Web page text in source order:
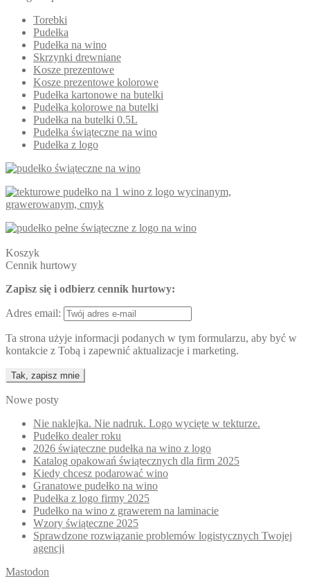
Torebki
Pudełka
Pudełka na wino
Skrzynki drewniane
Kosze prezentowe
Kosze prezentowe kolorowe
Pudełka kartonowe na butelki
Pudełka kolorowe na butelki
Pudełka na butelki 0.5L
Pudełka świąteczne na wino
Pudełka z logo
Koszyk
Cennik hurtowy
Zapisz się i odbierz cennik hurtowy:
Adres email:
Ta strona użyje informacji podanych w tym formularzu, aby być w
kontakcie z Tobą i zapewnić aktualizacje i marketing.
Nowe posty
Nie naklejka. Nie nadruk. Logo wycięte w tekturze.
Pudełko dealer roku
2026 świąteczne pudełka na wino z logo
Katalog opakowań świątecznych dla firm 2025
Kiedy chcesz podarować wino
Granatowe pudełko na wino
Pudełka z logo firmy 2025
Pudełko na wino z grawerem na laminacie
Wzory świąteczne 2025
Sprawdzone rozwiązanie problemów logistycznych Twojej
agencji
Mastodon